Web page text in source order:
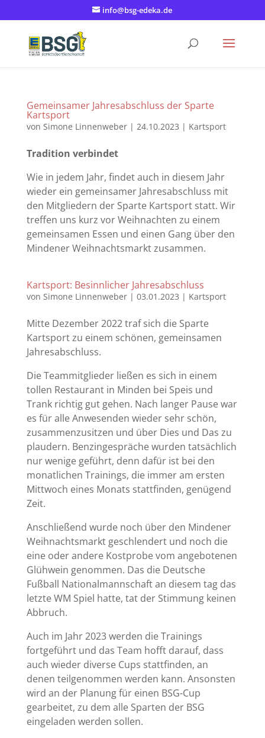
info@bsg-edeka.de
Gemeinsamer Jahresabschluss der Sparte
Kartsport
von Simone Linnenweber| 24.10.2023 | Kartsport
Tradition verbindet
Wie in jedem Jahr, findet auch in diesem Jahr
wieder ein gemeinsamer Jahresabschluss mit
den Mitgliedern der Sparte Kartsport statt. Wir
treffen uns kurz vor Weihnachten zu einem
gemeinsamen Essen und einen Gang über den
Mindener Weihnachtsmarkt zusammen.
Kartsport: Besinnlicher Jahresabschluss
von Simone Linnenweber| 03.01.2023 | Kartsport
Mitte Dezember 2022 traf sich die Sparte
Kartsport zu einem schönen, gemeinsamen
Jahresabschluss.
Die Teammitglieder ließen es sich in einem
tollen Restaurant in Minden bei Speis und
Trank richtig gut gehen. Nach langer Pause war
es für alle Anwesenden wieder sehr schön,
zusammenzusitzen und über Dies und Das zu
plaudern. Benzingespräche wurden tatsächlich
nur wenige geführt, denn dafür ist bei den
monatlichen Trainings, die immer am ersten
Mittwoch eines Monats stattfinden, genügend
Zeit.
Anschließend wurde noch über den Mindener
Weihnachtsmarkt geschlendert und noch die
eine oder andere Kostprobe vom angebotenen
Glühwein genommen. Das die Deutsche
Fußball Nationalmannschaft an diesem tag das
letzte WM Spiel hatte, tat der Stimmung keinen
Abbruch.
Auch im Jahr 2023 werden die Trainings
fortgeführt und das Team hofft darauf, dass
auch wieder diverse Cups stattfinden, an
denen teilgenommen werden kann. Ansonsten
wird an der Planung für einen BSG-Cup
gearbeitet, zu dem alle Sparten der BSG
eingeladen werden sollen.